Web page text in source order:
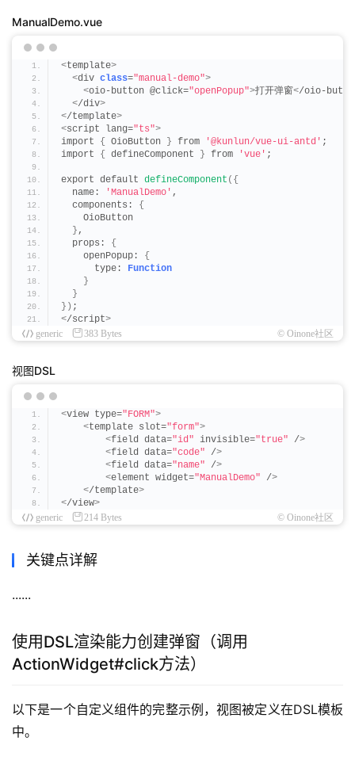
    const runtimeContextHandle = runtimeContext.
// 创建弹窗
    const dialogWidget = Dialog.
create ();
// 设置弹窗属性
    dialogWidget.
setTitle
// 创建所需组件
      metadataHandle: runtimeContextHandle,
      rootHandle: runtimeContextHandle,
      dataSource: formData,
      activeRecords: formData,
      template: runtimeContext.
      inline:
});
    dialogWidget.
      MessageHub.
// 关闭弹窗
      dialogWidget.
false);
// 关闭弹窗
      dialogWidget.
onVisibleChange
// 打开弹窗
    dialogWidget.
onVisibleChange(true );
  public async
: Promise
// 模型编码
// 通过编译获取视图（非完整视图数据）
    view.
type = ViewType. Form ;
return view;
ManualDemo.vue
<template>
<div class="manual-demo">
<oio-button @click="openPopup">打开弹窗</oio-
</div>
</template>
<script lang="ts">
import { OioButton } from '@kunlun/vue-ui-antd' ;
import { defineComponent } from 'vue' ;
export default defineComponent ({
  name:
'ManualDemo' ,
  components:
{
    OioButton
} ,
  props:
{
    openPopup:
{
      type:
Function
}
}
}) ;
</script>
generic
383 Bytes © Oinone社区
视图DSL
<view type="FORM">
<template slot="form">
<field data="id" invisible="true" />
<field data="code" />
<field data="name" />
<element widget="ManualDemo" />
</template>
</view>
generic
214 Bytes © Oinone社区
关键点详解
......
使用DSL渲染能力创建弹窗（调用
ActionWidget#click方法）
以下是一个自定义组件的完整示例，视图被定义在DSL模板
中。